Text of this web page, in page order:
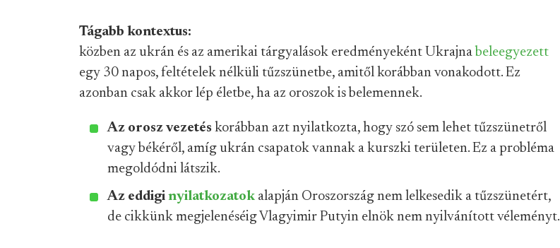
Tágabb kontextus:
közben az ukrán és az amerikai tárgyalások eredményeként Ukrajna beleegyezett
egy 30 napos, feltételek nélküli tűzszünetbe, amitől korábban vonakodott. Ez
azonban csak akkor lép életbe, ha az oroszok is belemennek.
Az orosz vezetés korábban azt nyilatkozta, hogy szó sem lehet tűzszünetről
vagy békéről, amíg ukrán csapatok vannak a kurszki területen. Ez a probléma
megoldódni látszik.
Az eddigi nyilatkozatok alapján Oroszország nem lelkesedik a tűzszünetért,
de cikkünk megjelenéséig Vlagyimir Putyin elnök nem nyilvánított véleményt.